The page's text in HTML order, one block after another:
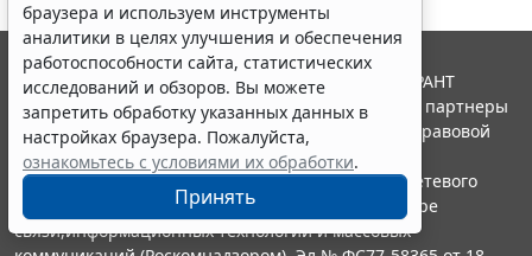
браузера и используем инструменты
аналитики в целях улучшения и обеспечения
работоспособности сайта, статистических
исследований и обзоров. Вы можете
запретить обработку указанных данных в
настройках браузера. Пожалуйста,
ознакомьтесь с условиями их обработки.
Принять
© ООО "НПП "ГАРАНТ-СЕРВИС", 2026. Система ГАРАНТ
выпускается с 1990 года. Компания "Гарант" и ее партнеры
являются участниками Российской ассоциации правовой
информации ГАРАНТ.
Портал ГАРАНТ.РУ зарегистрирован в качестве сетевого
издания Федеральной службой по надзору в сфере
связи,информационных технологий и массовых